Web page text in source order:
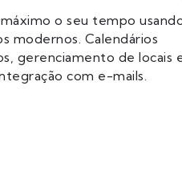
o seu tempo
modernos. Calendários
gerenciamento de locais
com e-mails.